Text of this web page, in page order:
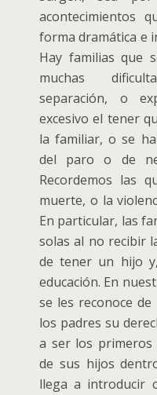
acontecimientos
forma dramática e
Hay familias que
muchas
separación, o
excesivo el tener
la familiar, o se
del paro o de
Recordemos las
muerte, o la
En particular, las
solas al no recibir
de tener un hijo
educación. En
se les reconoce
los padres su
a ser los primeros
de sus hijos
llega a introducir